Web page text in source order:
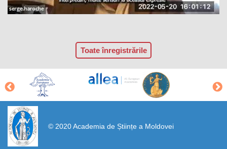
Toate înregistrările
© 2020 Academia de Științe a Moldovei
https://propletenie.ru/